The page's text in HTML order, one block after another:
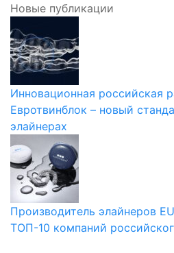
Новые публикации
Инновационная российская
Евротвинблок – новый
элайнерах
Производитель элайнеров
ТОП-10 компаний